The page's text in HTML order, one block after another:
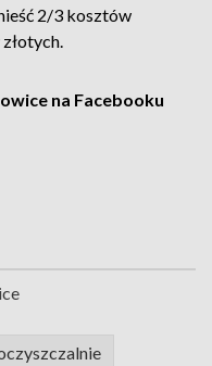
2/3 kosztów
na Facebooku